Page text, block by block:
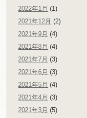
2022年1月 (1)
2021年12月 (2)
2021年9月 (4)
2021年8月 (4)
2021年7月 (3)
2021年6月 (3)
2021年5月 (4)
2021年4月 (3)
2021年3月 (5)